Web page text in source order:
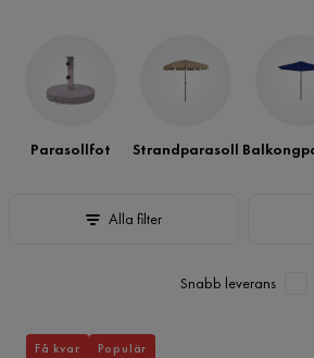
Parasollfot Strandparasoll
Alla filter
Snabb leverans
Få kvar Populär